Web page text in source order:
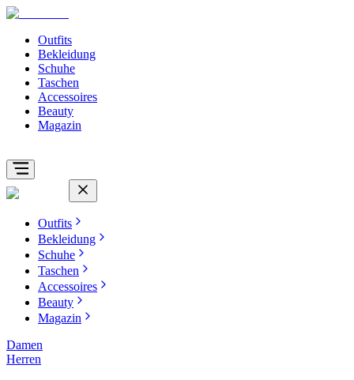
Outfits
Bekleidung
Schuhe
Taschen
Accessoires
Beauty
Magazin
Outfits
Bekleidung
Schuhe
Taschen
Accessoires
Beauty
Magazin
Damen
Herren